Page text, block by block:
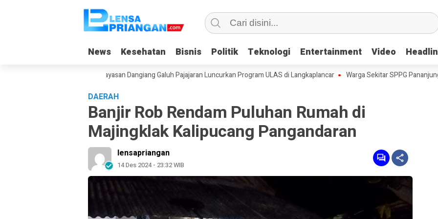
News Kesehatan Bisnis Politik Teknologi Entertainment Video
News Kesehatan Bisnis Politik Teknologi Entertainment Video
Gadget Saat Liburan, Yayasan Dangiang Galuh Pajajaran Luncurkan Program ULAS di Langkaplancar Warga Sekitar SPPG Pananjung Dua
DAERAH
Banjir Rob Rendam Puluhan Rumah di
Majingklak Kalipucang Pangandaran
lensapriangan
14 Des 2024 - 23:32 WIB